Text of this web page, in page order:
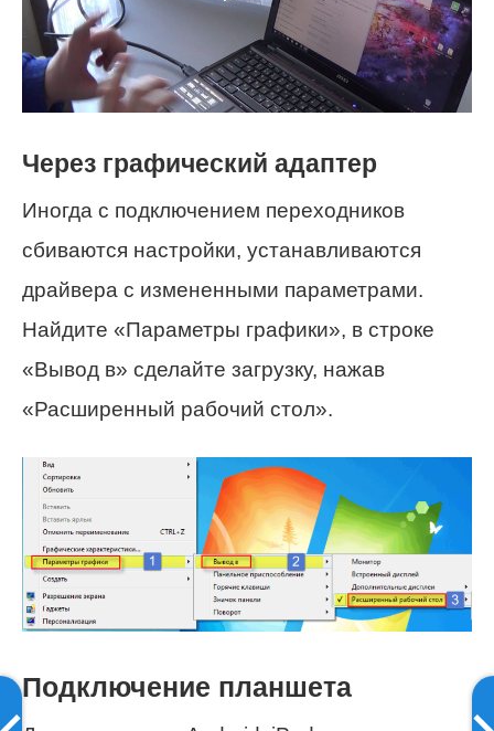
Через графический адаптер
Иногда с подключением переходников
сбиваются настройки, устанавливаются
драйвера с измененными параметрами.
Найдите «Параметры графики», в строке
«Вывод в» сделайте загрузку, нажав
«Расширенный рабочий стол».
Подключение планшета